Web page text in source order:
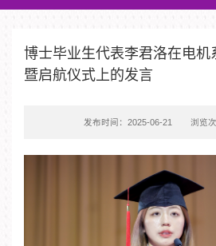
博士毕业生代表李君洛在电机
暨启航仪式上的发言
发布时间：2025-06-21 浏览次